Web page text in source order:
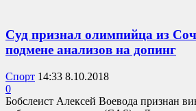
Суд признал олимпийца из
подмене анализов на допинг
Спорт 14:33 8.10.2018
0
Бобслеист Алексей Воевода признан